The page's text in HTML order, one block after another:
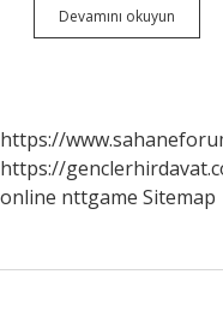
Devamını okuyun
En
https://
https://
online nttgame Sitemap